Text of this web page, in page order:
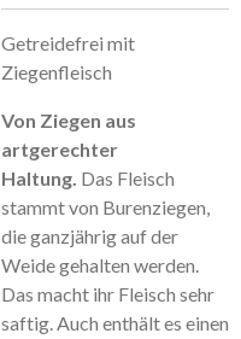
Getreidefrei mit
Ziegenfleisch
Von Ziegen aus
artgerechter
Haltung. Das Fleisch
stammt von Burenziegen,
die ganzjährig auf der
Weide gehalten werden.
Das macht ihr Fleisch sehr
saftig. Auch enthält es einen